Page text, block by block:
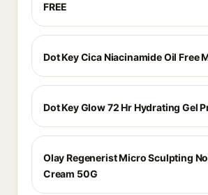
FREE
Dot Key Cica Niacinamide Oil Free
Dot Key Glow 72 Hr Hydrating Gel
Olay Regenerist Micro Sculpting
Cream 50G